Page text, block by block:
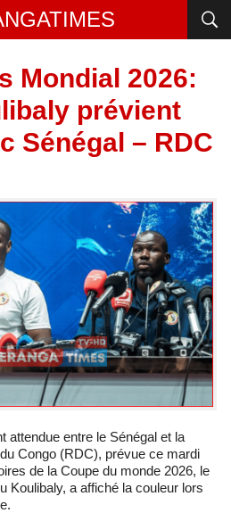
Mondial 2026:
prévient
Sénégal – RDC
Congo (RDC), prévue ce mardi
de la Coupe du monde 2026, le
Koulibaly, a affiché la couleur lors